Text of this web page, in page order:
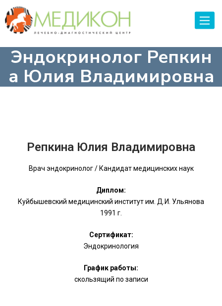
Toggle
Эндокринолог Репкин
а Юлия Владимировна
Репкина Юлия Владимировна
Врач эндокринолог / Кандидат медицинских наук
Диплом:
Куйбышевский медицинский институт им. Д.И. Ульянова
1991 г.
Сертификат:
Эндокринология
График работы:
скользящий по записи